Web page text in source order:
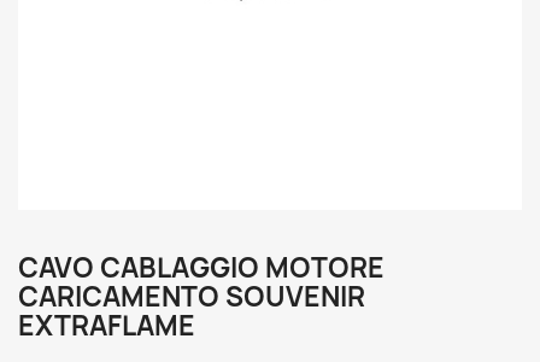
CAVO CABLAGGIO MOTORE
CARICAMENTO SOUVENIR
EXTRAFLAME